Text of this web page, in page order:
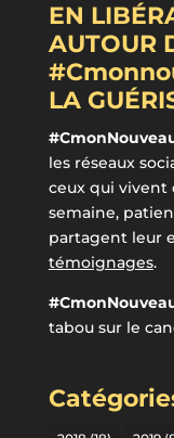
EN
AUTOUR
LA
les réseaux
ceux qui vivent
semaine,
partagent leur
témoignages.
tabou sur le